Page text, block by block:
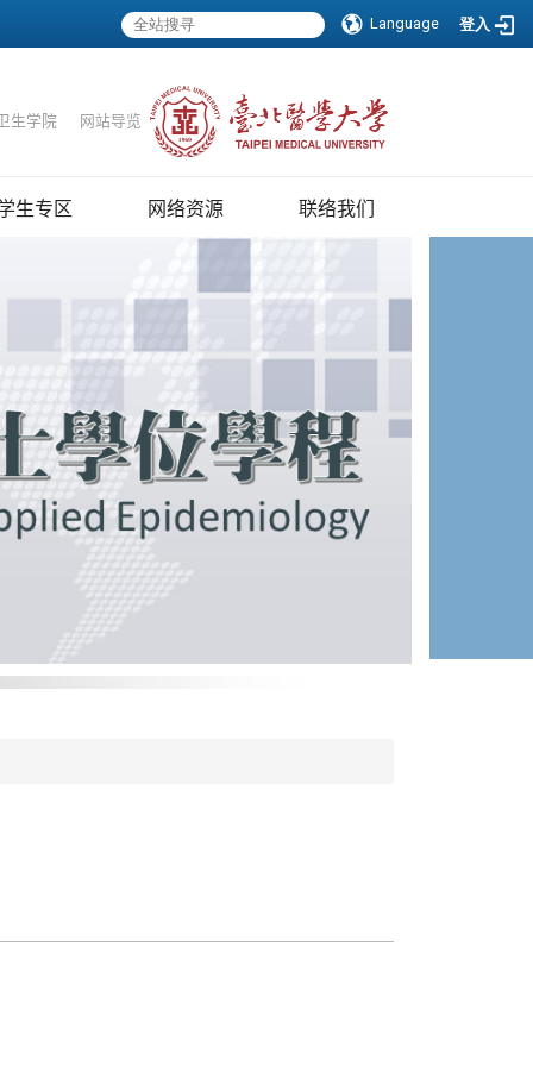
Language 登入
生学院 网站导览
生专区 网络资源 联络我们